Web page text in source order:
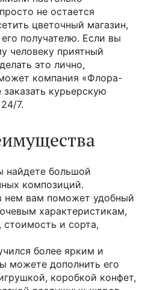
не остается
цветочный магазин,
получателю. Если вы
человеку приятный
это лично,
компания «Флора-
курьерскую
7.
найдете большой
композиций.
нем вам поможет удобный
характеристикам,
стоимость и сорта,
более ярким и
можете дополнить его
коробкой конфет,